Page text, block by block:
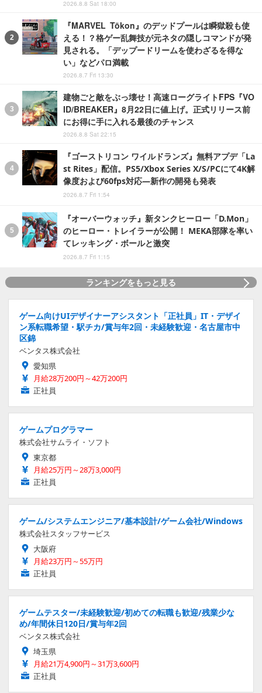
2026.8.8 Sat 18:00
『MARVEL Tōkon』のデッドプールは瞬獄殺も使
える！？格ゲー乱舞技が元ネタの隠しコマンドが発
見される。「デップードリームを使わざるを得な
い」などパロ満載
2026.8.7 Fri 13:30
建物ごと敵をぶっ壊せ！高速ローグライトFPS『VO
ID/BREAKER』8月22日に値上げ。正式リリース前
にお得に手に入れる最後のチャンス
2026.8.8 Sat 22:15
『ゴーストリコン ワイルドランズ』無料アプデ「La
st Rites」配信。PS5/Xbox Series X/S/PCにて4K解
像度および60fps対応―新作の開発も発表
2026.8.7 Fri 1:54
『オーバーウォッチ』新タンクヒーロー「D.Mon」
のヒーロー・トレイラーが公開！ MEKA部隊を率い
てレッキング・ボールと激突
2026.8.7 Fri 1:15
ランキングをもっと見る
ゲーム向けUIデザイナーアシスタント「正社員」IT・デザイ
ン系転職希望・駅チカ/賞与年2回・未経験歓迎・名古屋市中
区錦
ベンタス株式会社
愛知県
月給28万200円～42万200円
正社員
ゲームプログラマー
株式会社サムライ・ソフト
東京都
月給25万円～28万3,000円
正社員
ゲーム/システムエンジニア/基本設計/ゲーム会社/Windows
株式会社スタッフサービス
大阪府
月給23万円～55万円
正社員
ゲームテスター/未経験歓迎/初めての転職も歓迎/残業少な
め/年間休日120日/賞与年2回
ベンタス株式会社
埼玉県
月給21万4,900円～31万3,600円
正社員